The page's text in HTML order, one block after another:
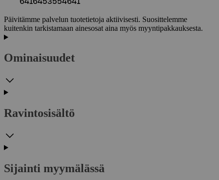
6416453554641
Päivitämme palvelun tuotetietoja aktiivisesti. Suosittelemme
kuitenkin tarkistamaan ainesosat aina myös myyntipakkauksesta.
Ominaisuudet
Ravintosisältö
Sijainti myymälässä